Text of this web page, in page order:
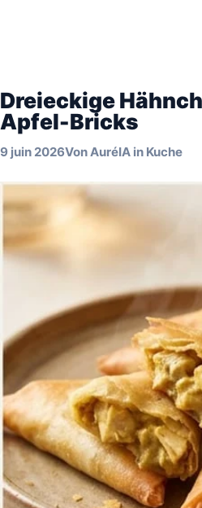
Dreieckige
Apfel-Bricks
9 juin 2026VonAuréIA in Kuche